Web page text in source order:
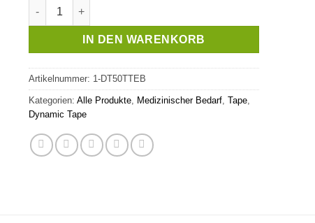
Dynamic Tape ECO - Black & Grey Tattoo - 5cm - Rolle Menge
IN DEN WARENKORB
Artikelnummer: 1-DT50TTEB
Kategorien: Alle Produkte Medizinischer Bedarf Tape
Dynamic Tape